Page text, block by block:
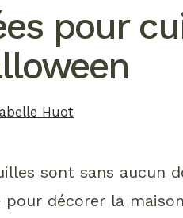
pour
Huot
sont sans aucun
pour décorer la